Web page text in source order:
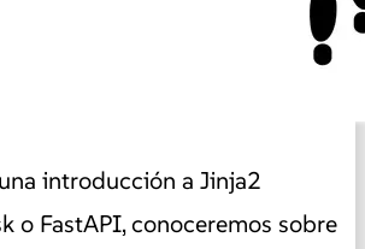
introducción a Jinja2
o FastAPI, conoceremos sobre